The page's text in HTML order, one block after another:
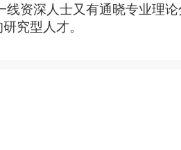
线资深人士又有通晓专业理
究型人才。